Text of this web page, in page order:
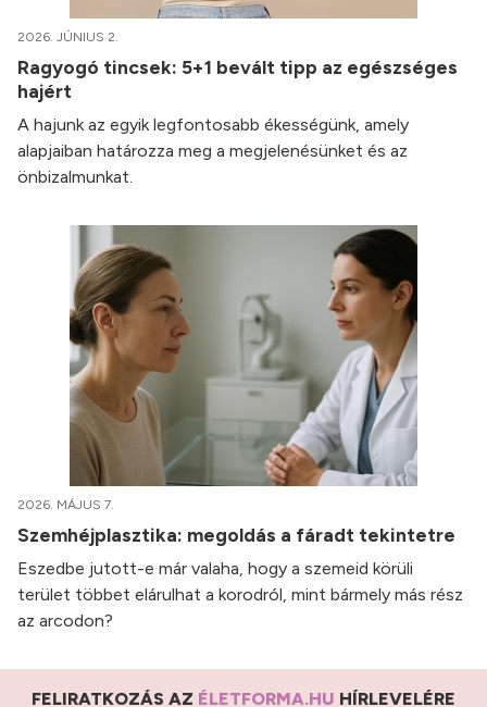
2026. JÚNIUS 2.
Ragyogó tincsek: 5+1 bevált tipp az egészséges
hajért
A hajunk az egyik legfontosabb ékességünk, amely
alapjaiban határozza meg a megjelenésünket és az
önbizalmunkat.
2026. MÁJUS 7.
Szemhéjplasztika: megoldás a fáradt tekintetre
Eszedbe jutott-e már valaha, hogy a szemeid körüli
terület többet elárulhat a korodról, mint bármely más rész
az arcodon?
FELIRATKOZÁS AZ ÉLETFORMA.HU HÍRLEVELÉRE